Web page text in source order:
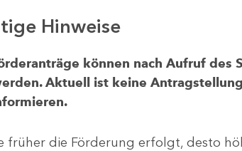
Hinweise
können nach Aufruf
Aktuell ist keine
früher die Förderung erfolgt, desto